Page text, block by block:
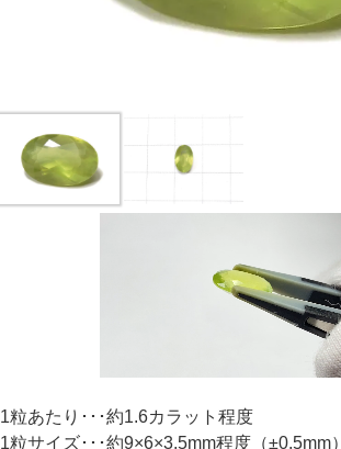
1粒あたり･･･約1.6カラット程度
1粒サイズ･･･約9×6×3.5mm程度（±0.5mm）